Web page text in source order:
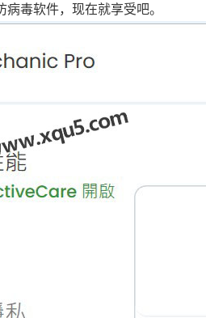
毒软件，现在就享受吧。